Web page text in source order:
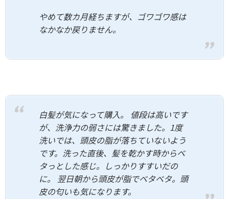
やめて数カ月経ちますが、ゴワゴワ感は
なかなか戻りません。
白髪が気になって購入。 値段は高いです
が、洗浄力の弱さには驚きました。1度
洗いでは、頭皮の脂が落ちていないよう
です。洗った直後、髪を乾かす時からベ
タっとした感じ。しっかりすすいだの
に。 翌日朝から頭皮が脂でベタベタ。頭
皮の匂いも気になります。